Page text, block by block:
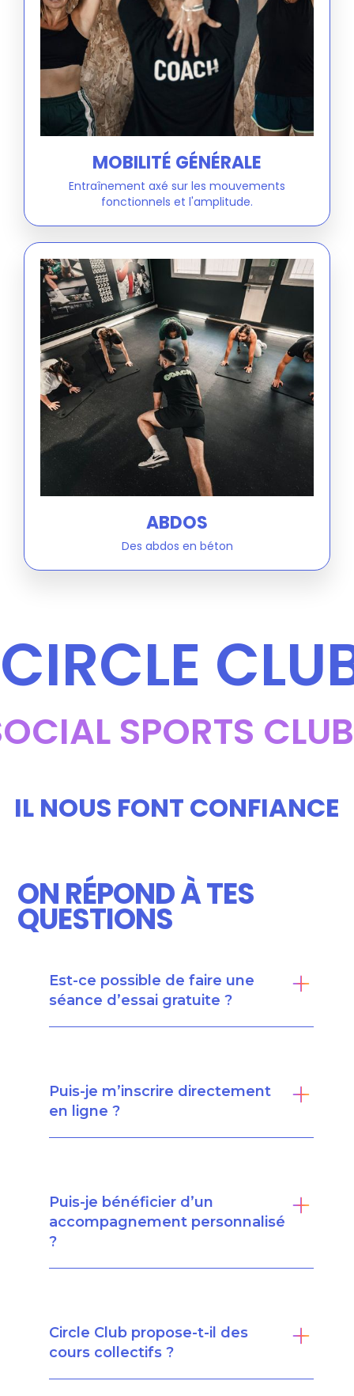
MOBILITÉ GÉNÉRALE
Entraînement axé sur les mouvements
fonctionnels et l'amplitude.
ABDOS
Des abdos en béton
CIRCLE
SPORTS CLUB
IL NOUS FONT CONFIANCE
ON RÉPOND À TES
QUESTIONS
Est-ce possible de faire une
séance d’essai gratuite ?
Puis-je m’inscrire directement
en ligne ?
Puis-je bénéficier d’un
accompagnement personnalisé
?
Circle Club propose-t-il des
cours collectifs ?